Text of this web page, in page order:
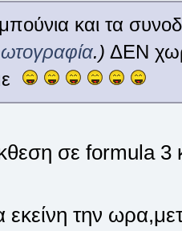
και τα
.) ΔΕΝ
σε formula 3
εκείνη την